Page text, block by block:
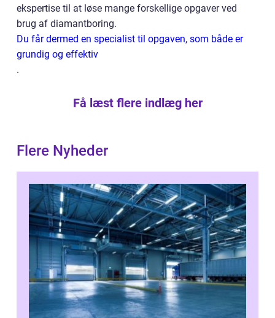
ekspertise til at løse mange forskellige opgaver ved
brug af diamantboring.
Du får dermed en specialist til opgaven, som både er
grundig og effektiv
.
Få læst flere indlæg her
Flere Nyheder